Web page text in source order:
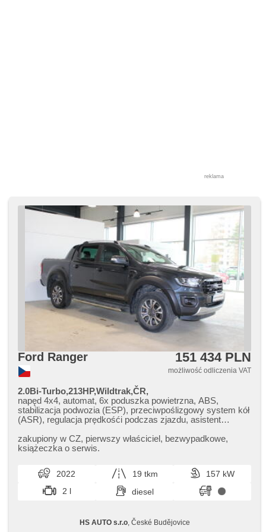
reklama
Ford Ranger 151 434 PLN
możliwość odliczenia VAT
2.0Bi-Turbo,213HP,Wildtrak,ČR,
napęd 4x4, automat, 6x poduszka powietrzna, ABS,
stabilizacja podwozia (ESP), przeciwpoślizgowy system kół
(ASR), regulacja prędkośći podczas zjazdu, asistent
holowniczy, wspomaganie układu kierowniczego, 2 strefowa
klimatyzacja, tempomat, LED adaptivní světlomety, LED
nawigacja satelitarna, parkovací senzory přední, parkovací
senzory zadní, asystent parkowania, parkovací kamera,
bezklíčové startování, bezklíčové odemykání, czujnik
reflektorów, regulowana kierownica, kierownica
opuszczane szyby, relingi dachowe, el. składane lusterka,
zakupiony w CZ,​ pierwszy właściciel,​ bezwypadkowe,​
książeczka o serwis.
2022 19 tkm
157 kW
2 l
diesel
HS AUTO s.r.o, České Budějovice